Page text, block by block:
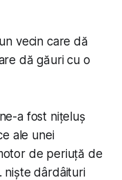
vecin care dă
dă găuri cu o
a fost nițeluș
ale unei
de periuță de
niște dârdâituri